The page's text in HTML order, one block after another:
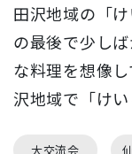
田沢地域の「
の最後で少し
な料理を想像
沢地域で「け
大交流会